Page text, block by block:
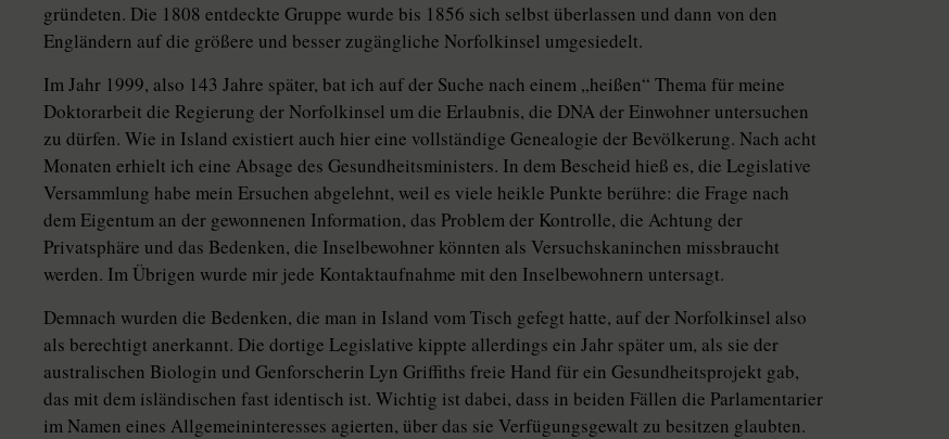
gründeten. Die 1808 entdeckte Gruppe wurde bis 1856 sich selbst überlassen und dann von den
Engländern auf die größere und besser zugängliche Norfolkinsel umgesiedelt.
Im Jahr 1999, also 143 Jahre später, bat ich auf der Suche nach einem „heißen“ Thema für meine
Doktorarbeit die Regierung der Norfolkinsel um die Erlaubnis, die DNA der Einwohner untersuchen
zu dürfen. Wie in Island existiert auch hier eine vollständige Genealogie der Bevölkerung. Nach acht
Monaten erhielt ich eine Absage des Gesundheitsministers. In dem Bescheid hieß es, die Legislative
Versammlung habe mein Ersuchen abgelehnt, weil es viele heikle Punkte berühre: die Frage nach
dem Eigentum an der gewonnenen Information, das Problem der Kontrolle, die Achtung der
Privatsphäre und das Bedenken, die Inselbewohner könnten als Versuchskaninchen missbraucht
werden. Im Übrigen wurde mir jede Kontaktaufnahme mit den Inselbewohnern untersagt.
Demnach wurden die Bedenken, die man in Island vom Tisch gefegt hatte, auf der Norfolkinsel also
als berechtigt anerkannt. Die dortige Legislative kippte allerdings ein Jahr später um, als sie der
australischen Biologin und Genforscherin Lyn Griffiths freie Hand für ein Gesundheitsprojekt gab,
das mit dem isländischen fast identisch ist. Wichtig ist dabei, dass in beiden Fällen die Parlamentarier
im Namen eines Allgemeininteresses agierten, über das sie Verfügungsgewalt zu besitzen glaubten.